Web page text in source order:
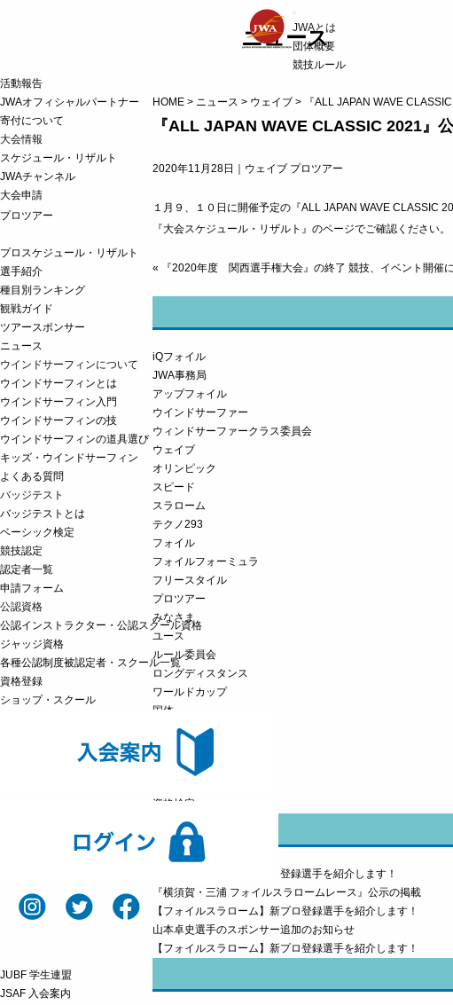
o
g
g
l
n
v
a
o
JWAとは
団体概要
競技ルール
活動報告
JWAオフィシャルパートナー
寄付について
大会情報
スケジュール・リザルト
JWAチャンネル
大会申請
プロツアー
プロスケジュール・リザルト
選手紹介
種目別ランキング
観戦ガイド
ツアースポンサー
ニュース
ウインドサーフィンについて
ウインドサーフィンとは
ウインドサーフィン入門
ウインドサーフィンの技
ウインドサーフィンの道具選び
キッズ・ウインドサーフィン
よくある質問
バッジテスト
バッジテストとは
ベーシック検定
競技認定
認定者一覧
申請フォーム
公認資格
公認インストラクター・公認スクール資格
ジャッジ資格
各種公認制度被認定者・スクール一覧
資格登録
ショップ・スクール
JUBF 学生連盟
JSAF 入会案内
ニュース
HOME > ニュース > ウェイブ > 『ALL JAPAN WAVE
『ALL JAPAN WAVE CLASSIC 2021』
2020年11月28日｜ ウェイブ プロツアー
１月９、１０日に開催予定の『ALL JAPAN WAVE CLASSIC
『大会スケジュール・リザルト』のページでご確認ください。
« 『2020年度 関西選手権大会』の終了 競技、イベント開催
iQフォイル
JWA事務局
アップフォイル
ウインドサーファー
ウィンドサーファークラス委員会
ウェイブ
オリンピック
スピード
スラローム
テクノ293
フォイル
フォイルフォーミュラ
フリースタイル
プロツアー
みなさま
ユース
ルール委員会
ロングディスタンス
ワールドカップ
国体
安全委員会
強化育成委員会
未分類
資格検定
【アップフォイル】新プロ登録選手を紹介します！
『横須賀・三浦 フォイルスラロームレース』公示の掲載
【フォイルスラローム】新プロ登録選手を紹介します！
山本卓史選手のスポンサー追加のお知らせ
【フォイルスラローム】新プロ登録選手を紹介します！